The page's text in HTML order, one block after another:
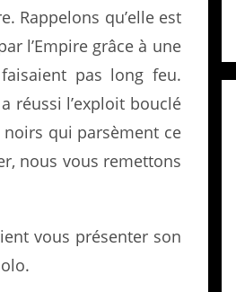
Rappelons qu’elle est
l’Empire grâce à une
pas long feu.
réussi l’exploit bouclé
qui parsèment ce
nous vous remettons
vous présenter son